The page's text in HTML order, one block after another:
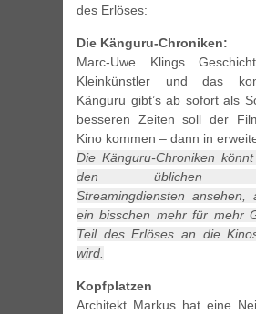
des Erlöses:
Die Känguru-Chroniken:
Marc-Uwe Klings
Kleinkünstler und das
Känguru gibt’s ab sofort als
besseren Zeiten soll der
Kino kommen – dann in
Die Känguru-Chroniken
den üblichen
Streamingdiensten ansehen,
ein bisschen mehr für mehr
Teil des Erlöses an die
wird.
Kopfplatzen
Architekt Markus hat eine